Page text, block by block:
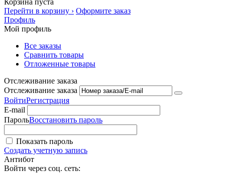
Перейти в корзину › Оформите заказ
Профиль
Мой профиль
Все заказы
Сравнить товары
Отложенные товары
Отслеживание заказа
Отслеживание заказа
ВойтиРегистрация
E-mail
ПарольВосстановить пароль
Показать пароль
Создать учетную запись
Антибот
Войти через соц. сеть: